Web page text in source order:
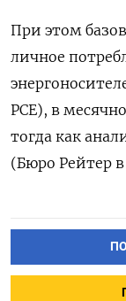
При этом
личное
PCE), в
тогда как
(Бюро Рейтер в